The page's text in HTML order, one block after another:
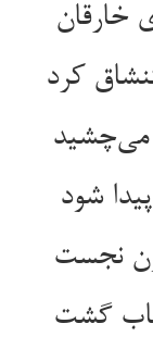
خارقان
کرد
می‌چشید
شود
نجست
گشت